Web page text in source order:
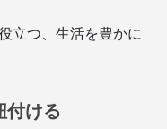
立つ、生活を豊かに
付ける